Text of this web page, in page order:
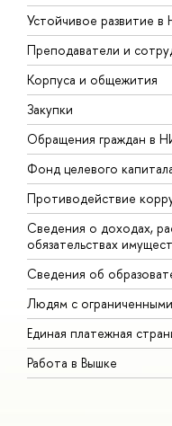
Устойчивое развитие
Преподаватели и
Корпуса и общежития
Закупки
Обращения граждан в
Фонд целевого
Противодействие
Сведения о доходах,
обязательствах
Сведения об
Людям с
Единая платежная
Работа в Вышке